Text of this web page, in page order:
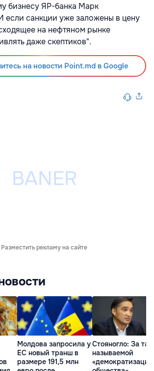
бизнесу ЯР-банка Марк
если санкции уже заложены в цену
на нефтяном рынке
даже скептиков".
на новости Point.md в Google
Разместить рекламу на сайте
Молдова запросила у
ЕС новый транш в
размере 191,5 млн
Стояногло: За так
называемой